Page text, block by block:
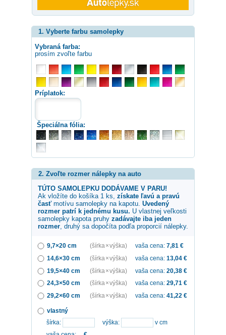
1. Vyberte farbu samolepky
Vybraná farba:
prosím zvoľte farbu
Príplatok:
Špeciálna fólia:
2. Zvoľte rozmer nálepky na auto
TÚTO SAMOLEPKU DODÁVAME V PARU!
Ak vložíte do košíka 1 ks, získate ľavú a pravú
časťmotívu samolepky na kapotu. Uvedený
rozmer patrí k jednému kusu. U vlastnej veľkosti
samolepky kapota pruhy zadávajte iba jeden
rozmer, druhý sa dopočíta podľa proporcií nálepky.
9,7×20 cm (šírka × výška) vaša cena: 7,81 €
14,6×30 cm
(šírka × výška) vaša cena: 13,04 €
19,5×40 cm
(šírka × výška) vaša cena: 20,38 €
24,3×50 cm
(šírka × výška) vaša cena: 29,71 €
29,2×60 cm
(šírka × výška) vaša cena: 41,22 €
vlastný
šírka:
výška:
v cm